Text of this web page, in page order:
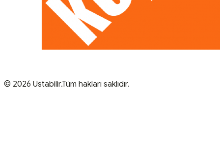
© 2026 Ustabilir.Tüm hakları saklıdır.